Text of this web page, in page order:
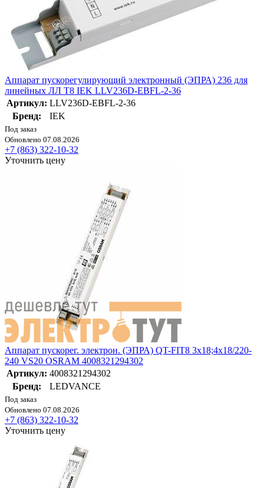
Аппарат пускорегулирующий электронный (ЭПРА) 236 для
линейных ЛЛ T8 IEK LLV236D-EBFL-2-36
Артикул: LLV236D-EBFL-2-36
Бренд:
IEK
Под заказ
Обновлено 07.08.2026
+7 (863) 322-10-32
Уточнить цену
Аппарат пускорег. электрон. (ЭПРА) QT-FIT8 3х18;4х18/220-
240 VS20 OSRAM 4008321294302
Артикул: 4008321294302
Бренд:
LEDVANCE
Под заказ
Обновлено 07.08.2026
+7 (863) 322-10-32
Уточнить цену